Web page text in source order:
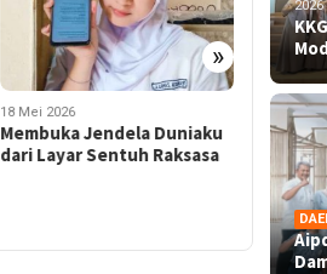
»
18 Mei 2026
Membuka Jendela Duniaku
dari Layar Sentuh Raksasa
13 Mei 2026
Ngeuh
Balik
2026